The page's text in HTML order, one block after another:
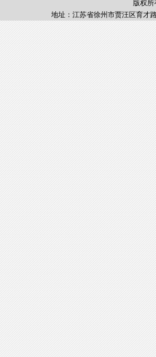
版权
地址：江苏省徐州市贾汪区育才